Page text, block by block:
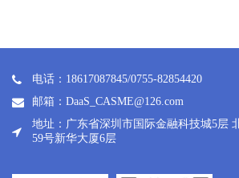
电话：18617087845/0755-82854420
邮箱：DaaS_CASME@126.com
地址：广东省深圳市国际金融科技城5层
59号新华大厦6层